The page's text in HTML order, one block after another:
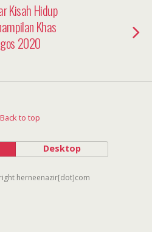
Kisah Hidup
Khas
2020
Back to top
Desktop
herneenazir[dot]com